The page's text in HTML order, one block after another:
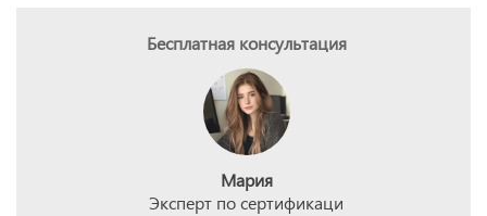
Бесплатная консультация
Мария
Эксперт по сертификаци